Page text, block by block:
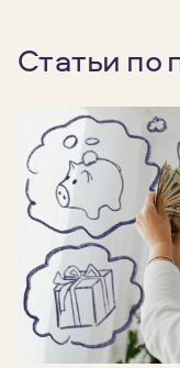
Статьи по